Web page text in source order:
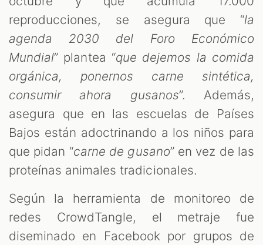
reproducciones, se asegura que “la
agenda 2030 del Foro Económico
Mundial” plantea “que dejemos la comida
orgánica, ponernos carne sintética,
consumir ahora gusanos”. Además,
asegura que en las escuelas de Países
Bajos están adoctrinando a los niños para
que pidan “carne de gusano” en vez de las
proteínas animales tradicionales.
Según la herramienta de monitoreo de
redes CrowdTangle, el metraje fue
diseminado en Facebook por grupos de